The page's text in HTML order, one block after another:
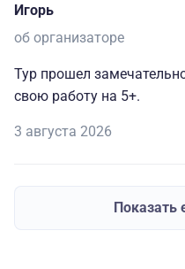
Игорь
об организаторе
Тур прошел
свою работу на 5+.
3 августа 2026